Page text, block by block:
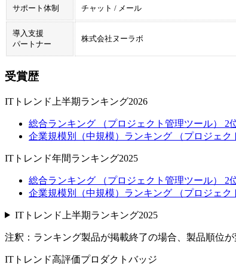
サポート体制 チャット / メール
導入支援
パートナー
株式会社ヌーラボ
受賞歴
ITトレンド上半期ランキング2026
総合ランキング （プロジェクト管理ツール） 2
企業規模別（中規模）ランキング （プロジェク
ITトレンド年間ランキング2025
総合ランキング （プロジェクト管理ツール） 2
企業規模別（中規模）ランキング （プロジェク
ITトレンド上半期ランキング2025
注釈：ランキング製品が掲載終了の場合、製品順位
ITトレンド高評価プロダクトバッジ